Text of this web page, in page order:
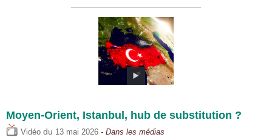
Moyen-Orient, Istanbul, hub de substitution ?
Vidéo du 13 mai 2026 - Dans les médias